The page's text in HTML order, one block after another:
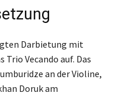
Darbietung mit
Vecando auf. Das
an der Violine,
Doruk am